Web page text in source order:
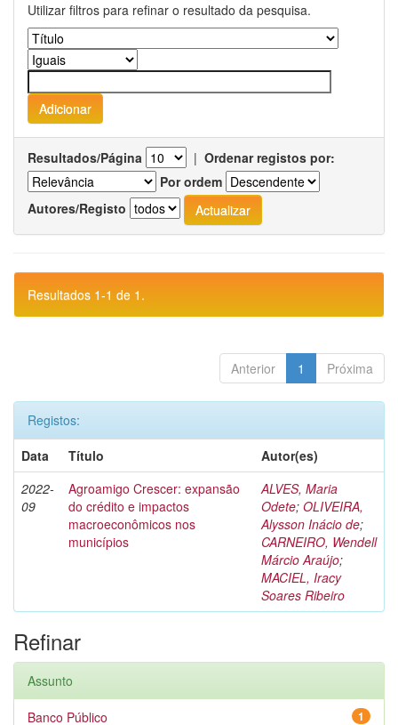
Utilizar filtros para refinar o resultado da pesquisa.
Resultados/Página | Ordenar registos por:
Por ordem
Autores/Registo
Resultados 1-1 de 1.
Anterior 1 Próxima
Registos:
Data
Título
Autor(es)
2022-
09
Agroamigo Crescer: expansão
do crédito e impactos
macroeconômicos nos
municípios
ALVES, Maria
Odete; OLIVEIRA,
Alysson Inácio de;
CARNEIRO, Wendell
Márcio Araújo;
MACIEL, Iracy
Soares Ribeiro
Refinar
Assunto
1
Banco Público